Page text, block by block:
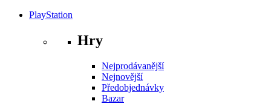
PlayStation
Hry
Nejprodávanější
Nejnovější
Předobjednávky
Bazar